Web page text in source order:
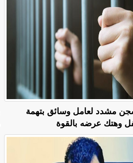
سجن مشدد لعامل وسائق بتهمة
عرضه بالقوة